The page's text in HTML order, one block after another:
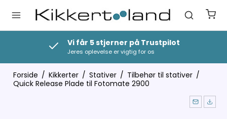
Vi får 5 stjerner på Trustpilot
Jeres oplevelse er vigtig for os
Forside / Kikkerter / Stativer / Tilbehør til stativer /
Quick Release Plade til Fotomate 2900